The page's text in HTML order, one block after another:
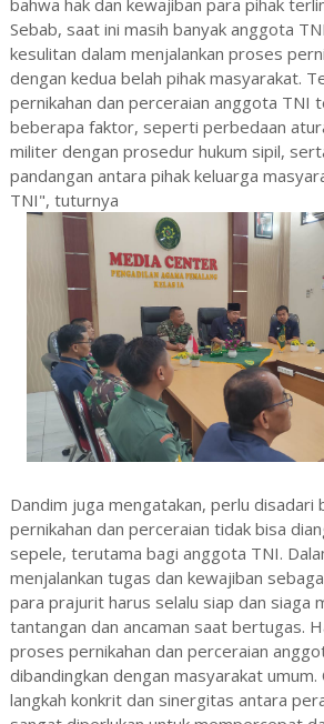
bahwa hak dan kewajiban para pihak
Sebab, saat ini masih banyak anggota
kesulitan dalam menjalankan proses
dengan kedua belah pihak masyarakat.
pernikahan dan perceraian anggota TNI
beberapa faktor, seperti perbedaan
militer dengan prosedur hukum sipil,
pandangan antara pihak keluarga
TNI", tuturnya
Dandim juga mengatakan, perlu disadari
pernikahan dan perceraian tidak bisa
sepele, terutama bagi anggota TNI.
menjalankan tugas dan kewajiban
para prajurit harus selalu siap dan siaga
tantangan dan ancaman saat bertugas.
proses pernikahan dan perceraian
dibandingkan dengan masyarakat umum.
langkah konkrit dan sinergitas antara